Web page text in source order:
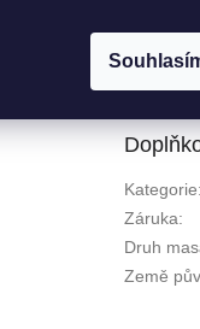
Kategorie:
Záruka:
Druh
Země